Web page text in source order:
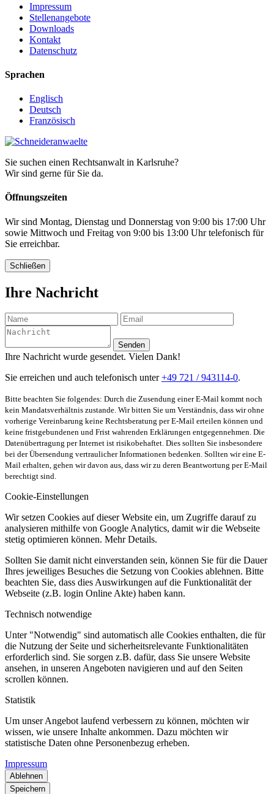
Impressum
Stellenangebote
Downloads
Kontakt
Datenschutz
Sprachen
Englisch
Deutsch
Französisch
Sie suchen einen Rechtsanwalt in Karlsruhe?
Wir sind gerne für Sie da.
Öffnungszeiten
Wir sind Montag, Dienstag und Donnerstag von 9:00 bis 17:00 Uhr
sowie Mittwoch und Freitag von 9:00 bis 13:00 Uhr telefonisch für
Sie erreichbar.
Schließen
Ihre Nachricht
Senden
Ihre Nachricht wurde gesendet. Vielen Dank!
Sie erreichen und auch telefonisch unter+49 721 / 943114-0.
Bitte beachten Sie folgendes: Durch die Zusendung einer E-Mail kommt noch
kein Mandatsverhältnis zustande. Wir bitten Sie um Verständnis, dass wir ohne
vorherige Vereinbarung keine Rechtsberatung per E-Mail erteilen können und
keine fristgebundenen und Frist wahrenden Erklärungen entgegennehmen. Die
Datenübertragung per Internet ist risikobehaftet. Dies sollten Sie insbesondere
bei der Übersendung vertraulicher Informationen bedenken. Sollten wir eine E-
Mail erhalten, gehen wir davon aus, dass wir zu deren Beantwortung per E-Mail
berechtigt sind.
Cookie-Einstellungen
Wir setzen Cookies auf dieser Website ein, um Zugriffe darauf zu
analysieren mithilfe von Google Analytics, damit wir die Webseite
stetig optimieren können. Mehr Details.
Sollten Sie damit nicht einverstanden sein, können Sie für die Dauer
Ihres jeweiliges Besuches die Setzung von Cookies ablehnen. Bitte
beachten Sie, dass dies Auswirkungen auf die Funktionalität der
Webseite (z.B. login Online Akte) haben kann.
Technisch notwendige
Unter "Notwendig" sind automatisch alle Cookies enthalten, die für
die Nutzung der Seite und sicherheitsrelevante Funktionalitäten
erforderlich sind. Sie sorgen z.B. dafür, dass Sie unsere Website
ansehen, in unseren Angeboten navigieren und auf den Seiten
scrollen können.
Statistik
Um unser Angebot laufend verbessern zu können, möchten wir
wissen, wie unsere Inhalte ankommen. Dazu möchten wir
statistische Daten ohne Personenbezug erheben.
Impressum
Ablehnen
Speichern